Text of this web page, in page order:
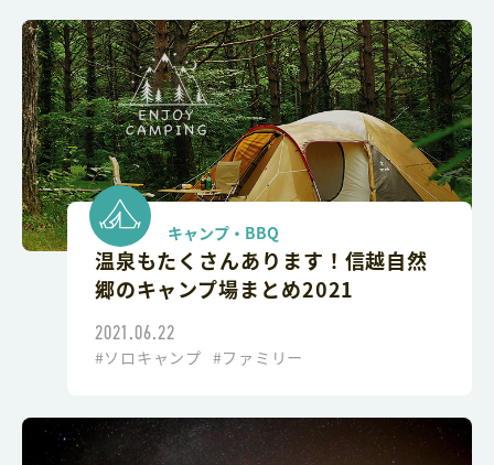
キャンプ・BBQ
温泉もたくさんあります！信越自然
郷のキャンプ場まとめ2021
2021.06.22
#ソロキャンプ #ファミリー